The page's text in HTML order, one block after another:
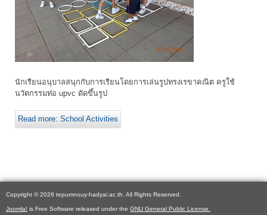
นักเรียนอนุบาลสนุกกับการเรียนโดยการเล่นรูปทรงเรขาคณิต ครูใช้
นวัตกรรมท่อ upvc ดัดขึ้นรูป
Read more: School Activities
Copyright © 2026 tepumnouy-hadyai.ac.th. All Rights Reserved.
Joomla! is Free Software released under the GNU General Public License.